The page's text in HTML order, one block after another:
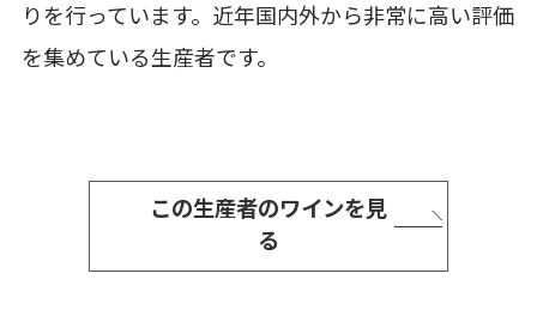
りを行っています。近年国内外から非常に高い評価
を集めている生産者です。
この生産者のワインを見
る